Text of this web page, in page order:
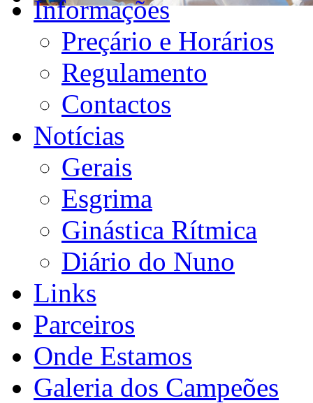
Informações
Preçário e Horários
Regulamento
Contactos
Notícias
Gerais
Esgrima
Ginástica Rítmica
Diário do Nuno
Links
Parceiros
Onde Estamos
Galeria dos Campeões